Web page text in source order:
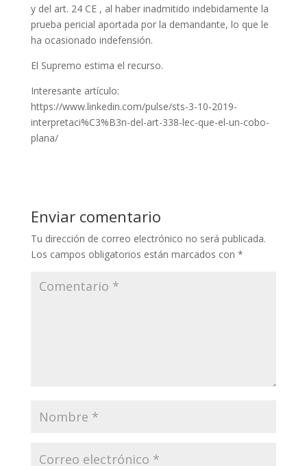
y del art. 24 CE , al haber inadmitido indebidamente la
prueba pericial aportada por la demandante, lo que le
ha ocasionado indefensión.
El Supremo estima el recurso.
Interesante artículo:
https://www.linkedin.com/pulse/sts-3-10-2019-
interpretaci%C3%B3n-del-art-338-lec-que-el-un-cobo-
plana/
Enviar comentario
Tu dirección de correo electrónico no será publicada.
Los campos obligatorios están marcados con *